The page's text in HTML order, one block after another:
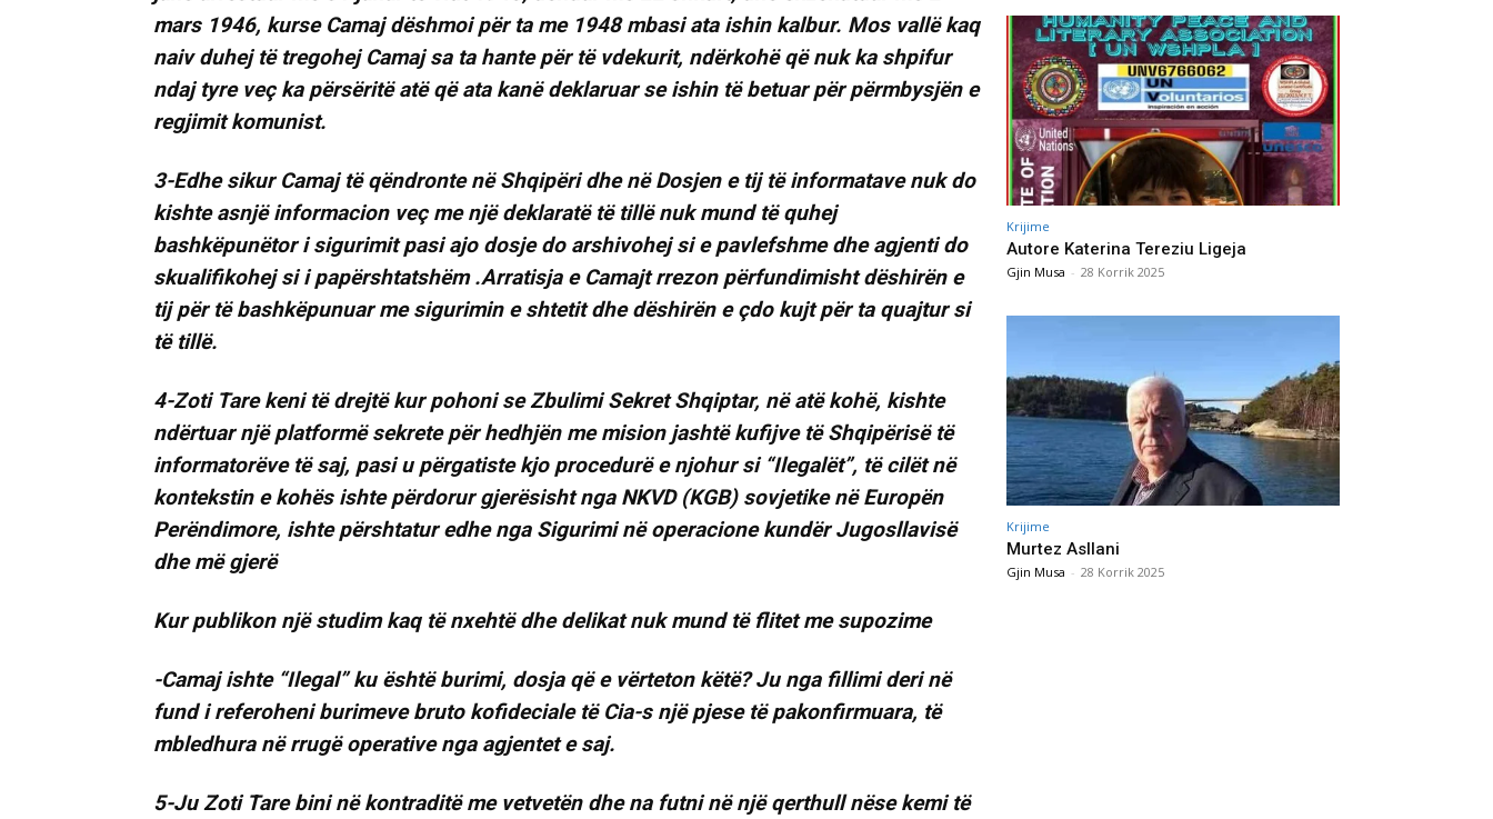
mars 1946, kurse Camaj dëshmoi për ta me 1948 mbasi ata ishin kalbur. Mos vallë kaq
naiv duhej të tregohej Camaj sa ta hante për të vdekurit, ndërkohë që nuk ka shpifur
ndaj tyre veç ka përsëritë atë që ata kanë deklaruar se ishin të betuar për përmbysjën e
regjimit komunist.
3-Edhe sikur Camaj të qëndronte në Shqipëri dhe në Dosjen e tij të informatave nuk do
kishte asnjë informacion veç me një deklaratë të tillë nuk mund të quhej
bashkëpunëtor i sigurimit pasi ajo dosje do arshivohej si e pavlefshme dhe agjenti do
skualifikohej si i papërshtatshëm .Arratisja e Camajt rrezon përfundimisht dëshirën e
tij për të bashkëpunuar me sigurimin e shtetit dhe dëshirën e çdo kujt për ta quajtur si
të tillë.
4-Zoti Tare keni të drejtë kur pohoni se Zbulimi Sekret Shqiptar, në atë kohë, kishte
ndërtuar një platformë sekrete për hedhjën me mision jashtë kufijve të Shqipërisë të
informatorëve të saj, pasi u përgatiste kjo procedurë e njohur si “Ilegalët”, të cilët në
kontekstin e kohës ishte përdorur gjerësisht nga NKVD (KGB) sovjetike në Europën
Perëndimore, ishte përshtatur edhe nga Sigurimi në operacione kundër Jugosllavisë
dhe më gjerë
Kur publikon një studim kaq të nxehtë dhe delikat nuk mund të flitet me supozime
-Camaj ishte “Ilegal” ku është burimi, dosja që e vërteton këtë? Ju nga fillimi deri në
fund i referoheni burimeve bruto kofideciale të Cia-s një pjese të pakonfirmuara, të
mbledhura në rrugë operative nga agjentet e saj.
5-Ju Zoti Tare bini në kontraditë me vetvetën dhe na futni në një qerthull nëse kemi të
Krijime
Autore Katerina Tereziu Ligeja
Gjin Musa - 28 Korrik 2025
Krijime
Murtez Asllani
Gjin Musa - 28 Korrik 2025